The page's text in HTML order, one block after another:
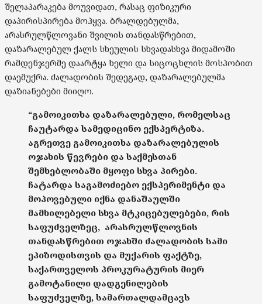
შელაპარაკება მოუვიდათ, რასაც ფიზიკური
დაპირისპირება მოჰყვა. ბრალდებულმა,
არასრულწლოვანი შვილის თანდასწრებით,
დაზარალებულ ქალს სხეულის სხვადასხვა მიდამოში
რამდენჯერმე დაარტყა ხელი და სიცოცხლის მოსპობით
დაემუქრა. ძალადობის შედეგად, დაზარალებულმა
დაზიანებები მიიღო.
“გამოიკითხა დაზარალებული, რომელსაც
ჩაუტარდა სამედიცინო ექსპერტიზა.
აგრეთვე გამოიკითხა დაზარალებულის
ოჯახის წევრები და საქმესთან
შემხებლობაში მყოფი სხვა პირები.
ჩატარდა საგამოძიებო ექსპერიმენტი და
მოპოვებული იქნა დანაშაულში
მამხილებელი სხვა მტკიცებულებები, რის
საფუძველზეც, არასრულწლოვნის
თანდასწრებით ოჯახში ძალადობის სამი
ეპიზოდისთვის და მუქარის ფაქტზე,
საქართველოს პროკურატურის მიერ
გამოტანილი დადგენილების
საფუძველზე, სამართალდამცავს